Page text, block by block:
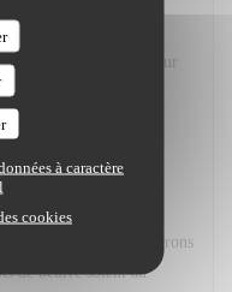
à caractère
cookies
à cet avis
votre fidélité et pour
ravis que vous ayez
proposés. Votre
à Léa, Hugo ainsi qu'à
ont contribué à
très heureux de vous
rassurez-vous, nous ferons
de beurre soient au